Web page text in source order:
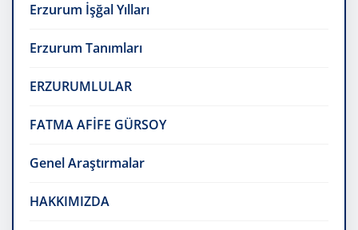
Erzurum İşğal Yılları
Erzurum Tanımları
ERZURUMLULAR
FATMA AFİFE GÜRSOY
Genel Araştırmalar
HAKKIMIZDA